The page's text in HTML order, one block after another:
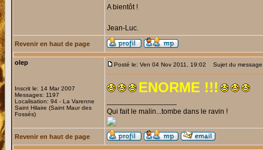
A bientôt !
Jean-Luc.
Revenir en haut de page
olep
Inscrit le: 14 Mar 2007
Messages: 1197
Localisation: 94 - La Varenne
Saint Hilaire (Saint Maur des
Fossés)
Posté le: Ven 04 Nov 2011, 19:02 Sujet du
ENORME !!!
Qui fait le malin...tombe dans le ravin !
Revenir en haut de page